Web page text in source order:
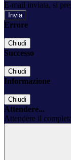
E-mail inviata, si
Errore
Chiudi
Successo
Chiudi
Informazione
Chiudi
Attendere...
Attendere il